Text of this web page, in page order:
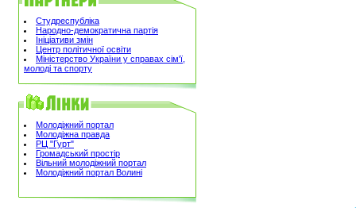
Студреспубліка
Народно-демократична партія
Ініціативи змін
Центр політичної освіти
Міністерство України у справах сім'ї,
молоді та спорту
Молодіжний портал
Молодіжна правда
РЦ "Гурт"
Громадський простір
Вільний молодіжний портал
Молодіжний портал Волині